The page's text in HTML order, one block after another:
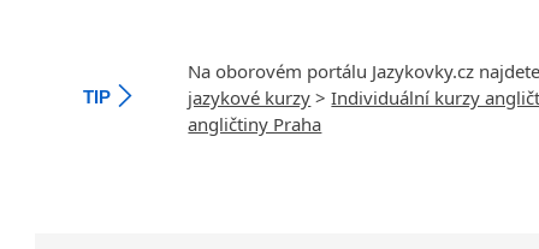
TIP
Na oborovém portálu Jazykovky.cz
jazykové kurzy >Individuální kurzy
angličtiny Praha